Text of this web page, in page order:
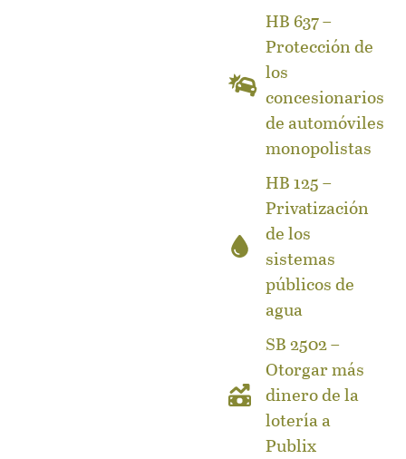
HB 637 –
Protección de
los
concesionarios
de automóviles
monopolistas
HB 125 –
Privatización
de los
sistemas
públicos de
agua
SB 2502 –
Otorgar más
dinero de la
lotería a
Publix